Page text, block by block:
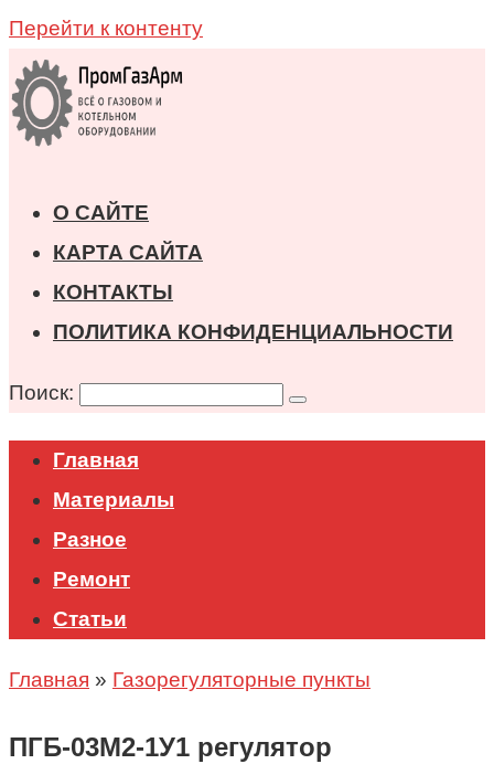
Перейти к контенту
О САЙТЕ
КАРТА САЙТА
КОНТАКТЫ
ПОЛИТИКА КОНФИДЕНЦИАЛЬНОСТИ
Поиск:
Главная
Материалы
Разное
Ремонт
Статьи
Главная » Газорегуляторные пункты
ПГБ-03М2-1У1 регулятор